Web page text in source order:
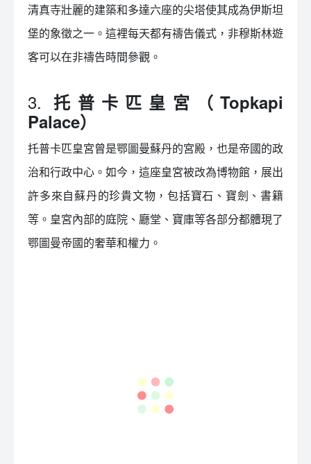
清真寺壯麗的建築和多達六座的尖塔使其成為伊斯坦
堡的象徵之一。這裡每天都有禱告儀式，非穆斯林遊
客可以在非禱告時間參觀。
3.托普卡匹皇宮（Topkapi
Palace）
托普卡匹皇宮曾是鄂圖曼蘇丹的宮殿，也是帝國的政
治和行政中心。如今，這座皇宮被改為博物館，展出
許多來自蘇丹的珍貴文物，包括寶石、寶劍、書籍
等。皇宮內部的庭院、廳堂、寶庫等各部分都體現了
鄂圖曼帝國的奢華和權力。